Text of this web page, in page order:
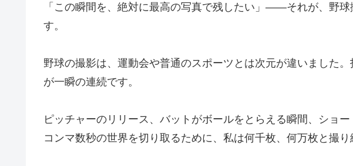
「この瞬間を、絶対に最高の写真で残したい」——それが、野
す。
野球の撮影は、運動会や普通のスポーツとは次元が違いました
が一瞬の連続です。
ピッチャーのリリース、バットがボールをとらえる瞬間、ショ
コンマ数秒の世界を切り取るために、私は何千枚、何万枚と撮り